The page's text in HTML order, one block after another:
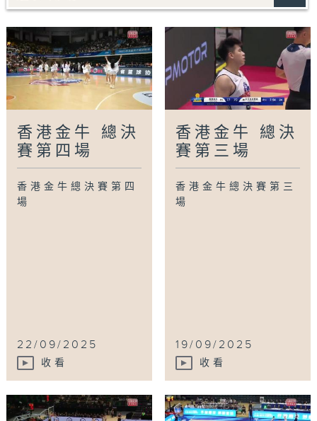
香港金牛 總決
賽第四場
香港金牛總決賽第四
場
22/09/2025
收看
香港金牛 總決
賽第三場
香港金牛總決賽第三
場
19/09/2025
收看